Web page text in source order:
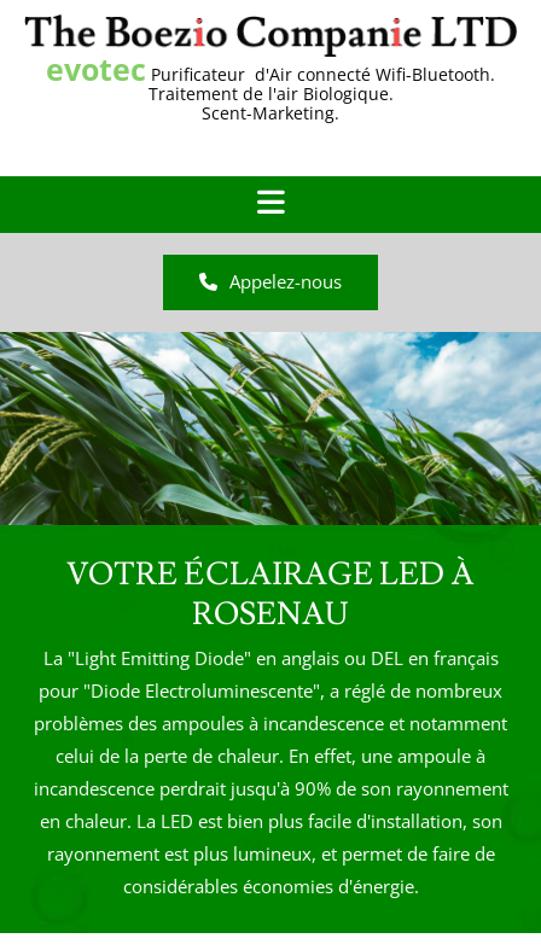
Accéder au contenu
evotec Purificateur d'Air connecté Wifi-Bluetooth.
Traitement de l'air Biologique.
Scent-Marketing.
Appelez-nous
VOTRE ÉCLAIRAGE LED À
ROSENAU
La "Light Emitting Diode" en anglais ou DEL en français
pour "Diode Electroluminescente", a réglé de nombreux
problèmes des ampoules à incandescence et notamment
celui de la perte de chaleur. En effet, une ampoule à
incandescence perdrait jusqu'à 90% de son rayonnement
en chaleur. La LED est bien plus facile d'installation, son
rayonnement est plus lumineux, et permet de faire de
considérables économies d'énergie.